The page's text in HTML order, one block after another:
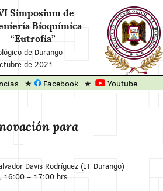
Simposium de
Bioquímica
“Eutrofia”
de Durango
de 2021
Facebook Youtube
para
Davis Rodríguez (IT Durango)
16:00 – 17:00 hrs